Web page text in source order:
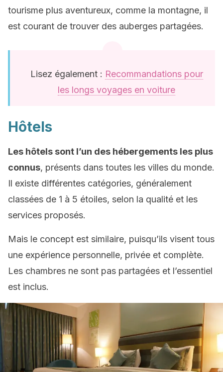
tourisme plus aventureux, comme la montagne, il
est courant de trouver des auberges partagées.
Lisez également : Recommandations pour
les longs voyages en voiture
Hôtels
Les hôtels sont l’un des hébergements les plus
connus, présents dans toutes les villes du monde.
Il existe différentes catégories, généralement
classées de 1 à 5 étoiles, selon la qualité et les
services proposés.
Mais le concept est similaire, puisqu’ils visent tous
une expérience personnelle, privée et complète.
Les chambres ne sont pas partagées et l’essentiel
est inclus.